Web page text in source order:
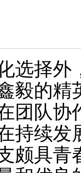
选择
毅的精
团队协
持续发
颇具青